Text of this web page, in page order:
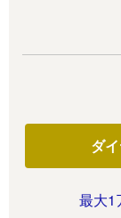
ダ
最大1